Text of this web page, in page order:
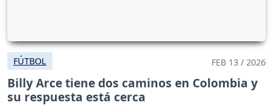
FÚTBOL FEB 13 / 2026
Billy Arce tiene dos caminos en Colombia y
su respuesta está cerca